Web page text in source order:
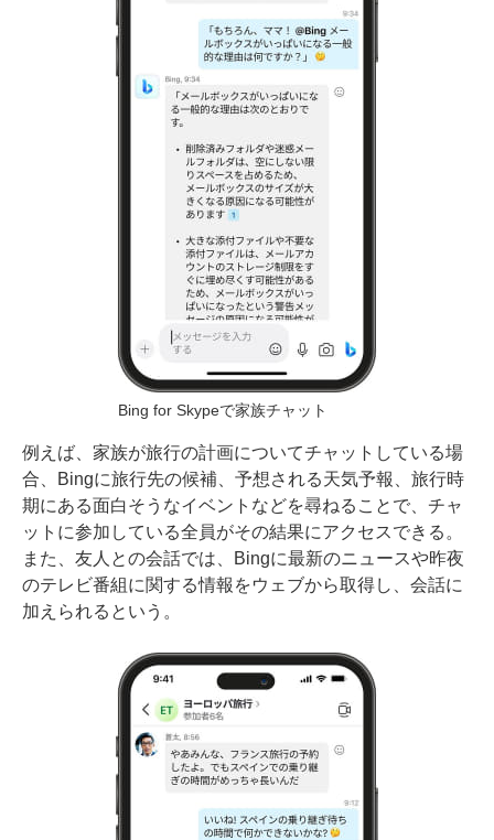
Bing for Skypeで家族チャット
例えば、家族が旅行の計画についてチャットしている場
合、Bingに旅行先の候補、予想される天気予報、旅行時
期にある面白そうなイベントなどを尋ねることで、チャ
ットに参加している全員がその結果にアクセスできる。
また、友人との会話では、Bingに最新のニュースや昨夜
のテレビ番組に関する情報をウェブから取得し、会話に
加えられるという。